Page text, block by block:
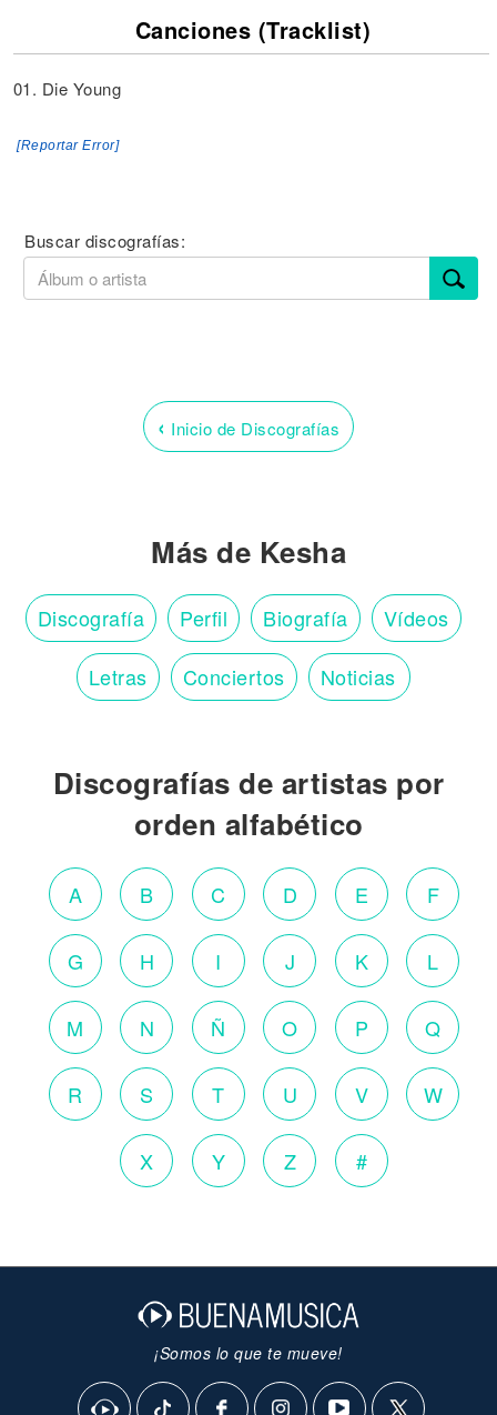
Canciones (Tracklist)
01. Die Young
[Reportar Error]
Buscar discografías:
‹ Inicio de Discografías
Más de Kesha
Discografía Perfil Biografía Vídeos
Letras Conciertos Noticias
Discografías de artistas por
orden alfabético
A B C D E F
G H I J K L
M N Ñ O P Q
R S T U V W
X Y Z #
¡Somos lo que te mueve!